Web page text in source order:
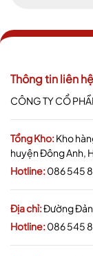
Thông tin liên hệ
CÔNG TY CỔ
Tổng Kho:Kho
huyện Đông Anh,
Hotline:086 545
Địa chỉ:Đường Đản
Hotline:086 545